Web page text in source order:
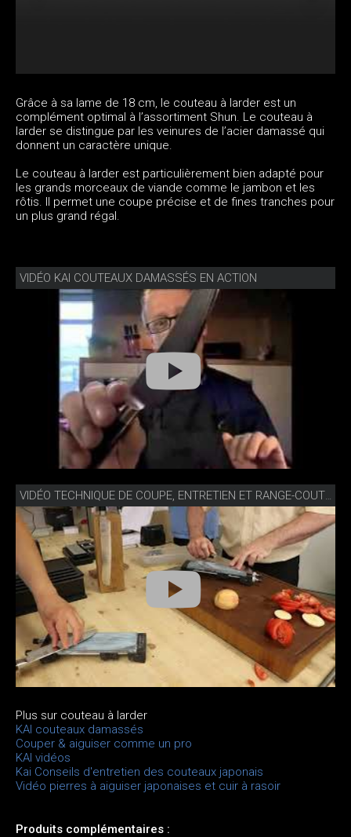
Grâce à sa lame de 18 cm, le couteau à larder est un
complément optimal à l’assortiment Shun. Le couteau à
larder se distingue par les veinures de l’acier damassé qui
donnent un caractère unique.
Le couteau à larder est particulièrement bien adapté pour
les grands morceaux de viande comme le jambon et les
rôtis. Il permet une coupe précise et de fines tranches pour
un plus grand régal.
VIDÉO KAI COUTEAUX DAMASSÉS EN ACTION
VIDÉO TECHNIQUE DE COUPE, ENTRETIEN ET RANGE-COUTEAUX
Plus sur couteau à larder
KAI couteaux damassés
Couper & aiguiser comme un pro
KAI vidéos
Kai Conseils d'entretien des couteaux japonais
Vidéo pierres à aiguiser japonaises et cuir à rasoir
Produits complémentaires :